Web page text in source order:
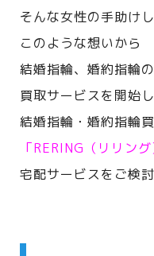
そんな女性の手助けし
このような想いから
結婚指輪、婚約指輪の
買取サービスを開始し
結婚指輪・婚約指輪
「RERING（リリング
宅配サービスをご検